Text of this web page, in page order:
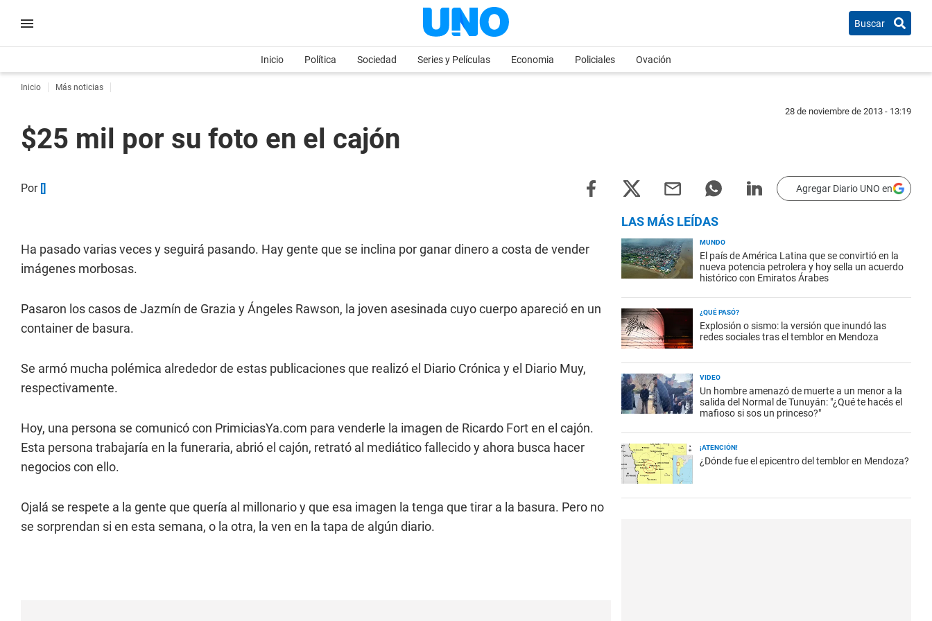
Buscar
Inicio Política Sociedad Series y Películas Economia Policiales Ovación
Inicio Más noticias
28 de noviembre de 2013 - 13:19
$25 mil por su foto en el cajón
Por [] Agregar Diario UNO en
Ha pasado varias veces y seguirá pasando. Hay gente que se inclina por ganar dinero a costa de vender
imágenes morbosas.
Pasaron los casos de Jazmín de Grazia y Ángeles Rawson, la joven asesinada cuyo cuerpo apareció en un
container de basura.
Se armó mucha polémica alrededor de estas publicaciones que realizó el Diario Crónica y el Diario Muy,
respectivamente.
Hoy, una persona se comunicó con PrimiciasYa.com para venderle la imagen de Ricardo Fort en el cajón.
Esta persona trabajaría en la funeraria, abrió el cajón, retrató al mediático fallecido y ahora busca hacer
negocios con ello.
Ojalá se respete a la gente que quería al millonario y que esa imagen la tenga que tirar a la basura. Pero no
se sorprendan si en esta semana, o la otra, la ven en la tapa de algún diario.
LAS MÁS LEÍDAS
MUNDO
El país de América Latina que se convirtió en la
nueva potencia petrolera y hoy sella un acuerdo
histórico con Emiratos Árabes
¿QUÉ PASÓ?
Explosión o sismo: la versión que inundó las
redes sociales tras el temblor en Mendoza
VIDEO
Un hombre amenazó de muerte a un menor a la
salida del Normal de Tunuyán: "¿Qué te hacés el
mafioso si sos un princeso?"
¡ATENCIÓN!
¿Dónde fue el epicentro del temblor en Mendoza?